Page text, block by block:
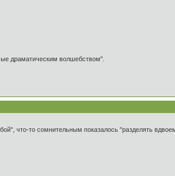
драматическим волшебством".
что-то сомнительным показалось "разделять